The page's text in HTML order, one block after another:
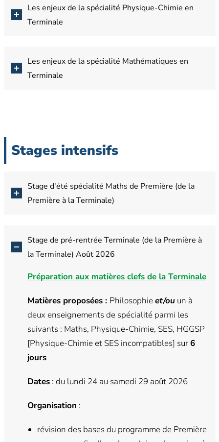
Les enjeux de la spécialité Physique-Chimie en
Terminale
Les enjeux de la spécialité Mathématiques en
Terminale
Stages intensifs
Stage d'été spécialité Maths de Première (de la
Première à la Terminale)
Stage de pré-rentrée Terminale (de la Première à
la Terminale) Août 2026
Préparation aux matières clefs de la Terminale
Matières proposées : Philosophieet/ouun à
deux enseignements de spécialité parmi les
suivants : Maths, Physique-Chimie, SES, HGGSP
[Physique-Chimie et SES incompatibles] sur 6
jours
Dates: du lundi 24 au samedi 29 août 2026
Organisation :
révision des bases du programme de Première